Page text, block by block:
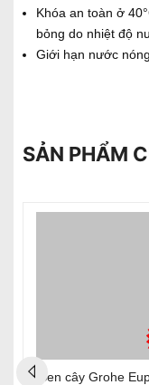
Khóa an toàn ở
bỏng do nhiệt độ
Giới hạn nước
SẢN PHẨM
Sen cây Grohe